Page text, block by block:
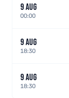
9 AUG
00:00
9 AUG
18:30
9 AUG
18:30